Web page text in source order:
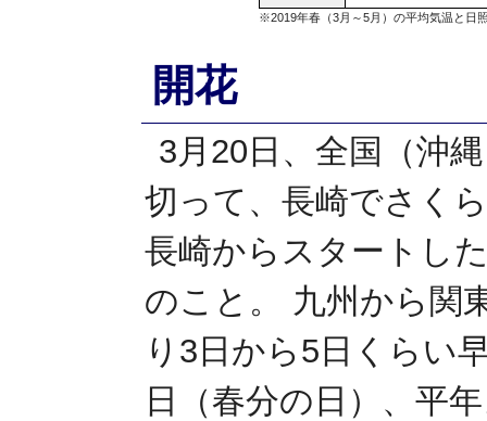
※2019年春（3月～5月）の平均気温と日
開花
3月20日、全国（沖
切って、長崎でさく
長崎からスタートし
のこと。 九州から関
り3日から5日くらい
日（春分の日）、平